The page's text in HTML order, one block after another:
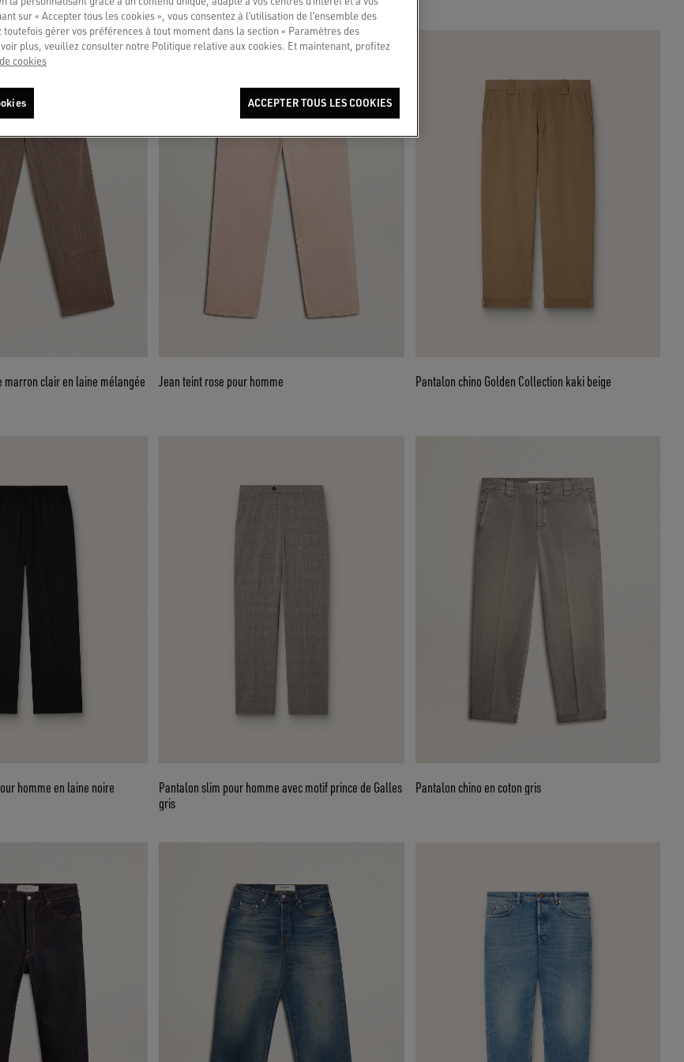
marron clair en laine mélangée
Jean teint rose pour homme Pantalon chino Golden Collection kaki beige
homme en laine noire
Pantalon slim pour homme avec motif prince de Galles
gris
Pantalon chino en coton gris
sur « Accepter tous les cookies », vous consentez à l’utilisation de l’ensemble des
toutefois gérer vos préférences à tout moment dans la section « Paramètres des
plus, veuillez consulter notre Politique relative aux cookies. Et maintenant, profitez
cookies
ACCEPTER TOUS LES COOKIES